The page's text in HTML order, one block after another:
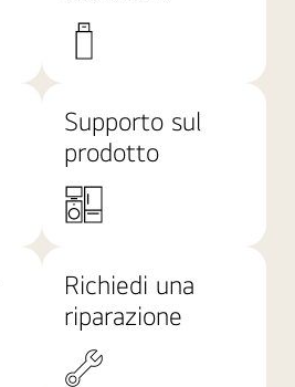
Supporto sul
prodotto
Richiedi una
riparazione